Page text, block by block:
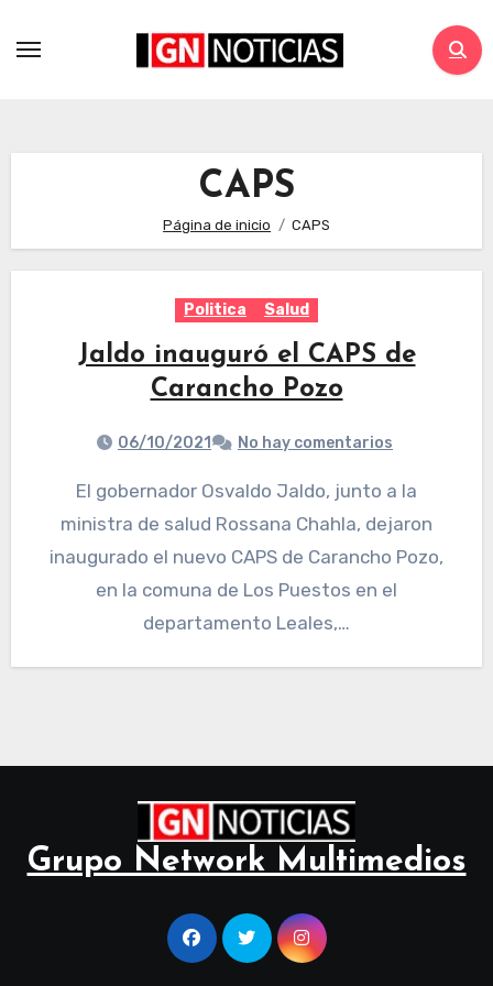
CAPS
Página de inicio CAPS
Politica Salud
Jaldo inauguró el CAPS de
Carancho Pozo
06/10/2021 No hay comentarios
El gobernador Osvaldo Jaldo, junto a la
ministra de salud Rossana Chahla, dejaron
inaugurado el nuevo CAPS de Carancho Pozo,
en la comuna de Los Puestos en el
departamento Leales,…
Grupo Network Multimedios